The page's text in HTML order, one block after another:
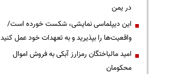
در یمن
این دیپلماسی نمایشی، شکست خورده است/
واقعیت‌ها را بپذیرید و به تعهدات خود عمل کنید
امید مالباختگان رمزارز آبکی به فروش اموال
محکومان